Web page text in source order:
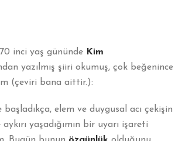
70 inci yaş gününde Kim
yazılmış şiiri okumuş, çok beğenince
(çeviri bana aittir.):
başladıkça, elem ve duygusal acı çekişin
yaşadığımın bir uyarı işareti